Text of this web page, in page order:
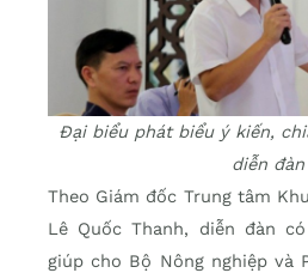
Đại biểu phát biểu ý kiến,
diễn đàn
Theo Giám đốc Trung tâm
Lê Quốc Thanh, diễn đàn
giúp cho Bộ Nông nghiệp và